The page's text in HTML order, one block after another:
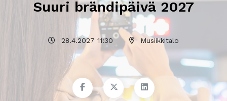
Suuri brändipäivä 2027
28.4.2027 11:30 Musiikkitalo